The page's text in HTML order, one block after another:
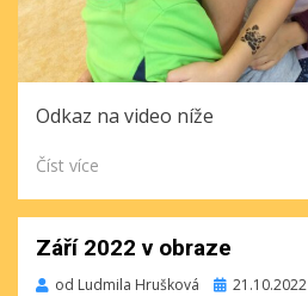
Odkaz na video níže
Číst více
Září 2022 v obraze
od Ludmila Hrušková Publikováno
21.10.2022